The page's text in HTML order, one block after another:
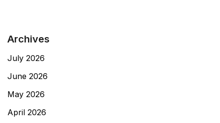
Archives
July 2026
June 2026
May 2026
April 2026